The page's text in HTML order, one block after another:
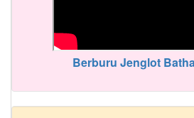
Berburu Jenglot